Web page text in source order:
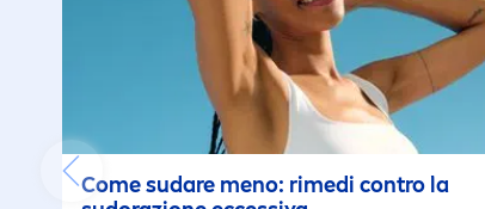
Come sudare meno: rimedi contro la